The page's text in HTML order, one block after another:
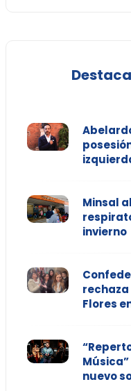
Minsal
invierno
Flores
nuevo